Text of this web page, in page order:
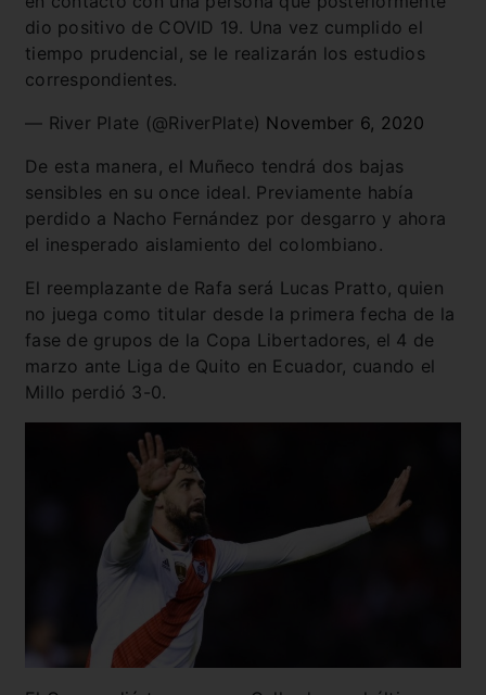
dio positivo de COVID 19. Una vez cumplido el
tiempo prudencial, se le realizarán los estudios
correspondientes.
— River Plate (@RiverPlate) November 6, 2020
De esta manera, el Muñeco tendrá dos bajas
sensibles en su once ideal. Previamente había
perdido a Nacho Fernández por desgarro y ahora
el inesperado aislamiento del colombiano.
El reemplazante de Rafa será Lucas Pratto, quien
no juega como titular desde la primera fecha de la
fase de grupos de la Copa Libertadores, el 4 de
marzo ante Liga de Quito en Ecuador, cuando el
Millo perdió 3-0.